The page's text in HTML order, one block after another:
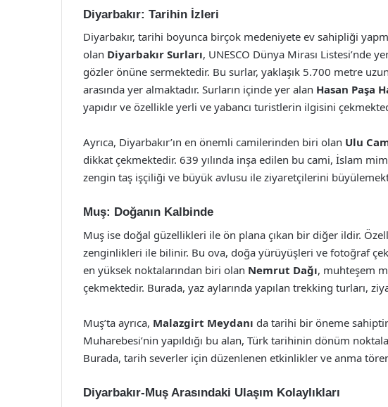
Diyarbakır: Tarihin İzleri
Diyarbakır, tarihi boyunca birçok medeniyete ev sahipliği
olan Diyarbakır Surları, UNESCO Dünya Mirası Listesi’nde
gözler önüne sermektedir. Bu surlar, yaklaşık 5.700 metre
arasında yer almaktadır. Surların içinde yer alan Hasan Paşa
yapıdır ve özellikle yerli ve yabancı turistlerin ilgisini
Ayrıca, Diyarbakır’ın en önemli camilerinden biri olan Ulu
dikkat çekmektedir. 639 yılında inşa edilen bu cami, İslam
zengin taş işçiliği ve büyük avlusu ile ziyaretçilerini
Muş: Doğanın Kalbinde
Muş ise doğal güzellikleri ile ön plana çıkan bir diğer ildir.
zenginlikleri ile bilinir. Bu ova, doğa yürüyüşleri ve fotoğraf
en yüksek noktalarından biri olan Nemrut Dağı, muhteşem
çekmektedir. Burada, yaz aylarında yapılan trekking turları,
Muş’ta ayrıca, Malazgirt Meydanı da tarihi bir öneme
Muharebesi’nin yapıldığı bu alan, Türk tarihinin dönüm
Burada, tarih severler için düzenlenen etkinlikler ve anma
Diyarbakır-Muş Arasındaki Ulaşım Kolaylıkları